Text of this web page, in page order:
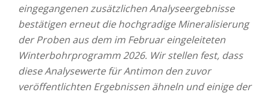
eingegangenen zusätzlichen Analyseergebnisse
bestätigen erneut die hochgradige Mineralisierung
der Proben aus dem im Februar eingeleiteten
Winterbohrprogramm 2026. Wir stellen fest, dass
diese Analysewerte für Antimon den zuvor
veröffentlichten Ergebnissen ähneln und einige der